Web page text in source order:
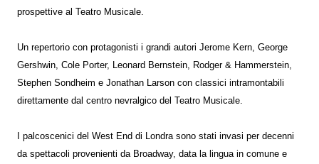
prospettive al Teatro Musicale.
Un repertorio con protagonisti i grandi autori Jerome Kern, George
Gershwin, Cole Porter, Leonard Bernstein, Rodger & Hammerstein,
Stephen Sondheim e Jonathan Larson con classici intramontabili
direttamente dal centro nevralgico del Teatro Musicale.
I palcoscenici del West End di Londra sono stati invasi per decenni
da spettacoli provenienti da Broadway, data la lingua in comune e